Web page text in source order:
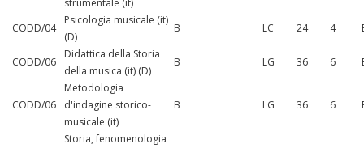
strumentale (it)
CODD/04
Psicologia musicale (it)
(D)
B LC 24 4
CODD/06
Didattica della Storia
della musica (it) (D)
B LG 36 6
CODD/06
Metodologia
d'indagine storico-
musicale (it)
B LG 36 6
Storia, fenomenologia